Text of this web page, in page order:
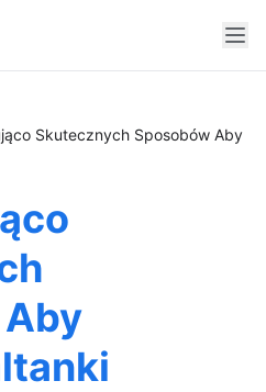
Skutecznych Sposobów Aby